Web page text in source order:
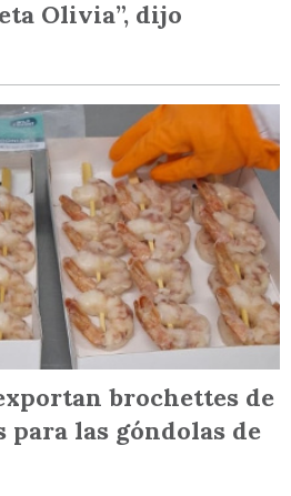
Olivia”, dijo
brochettes de
las góndolas de